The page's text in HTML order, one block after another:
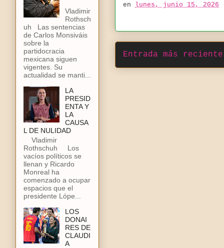
en lunes, junio 15, 2026
Entrada más reciente
Vladimir
Rothsch
uh Las sentencias
de Carlos Monsiváis
sobre la
partidocracia
mexicana siguen
vigentes. Su
actualidad se manti...
LA
PRESID
ENTA Y
LA
CAUSA
L DE NULIDAD
Vladimir
Rothschuh Los
vacíos políticos se
llenan y Ricardo
Monreal ha
comenzado a ocupar
espacios que el
presidente Lópe...
LOS
DONAI
RES DE
CLAUDI
A